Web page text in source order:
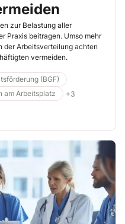
zur Belastung aller
Praxis beitragen. Umso mehr
der Arbeitsverteilung achten
vermeiden.
(BGF)
am Arbeitsplatz +3